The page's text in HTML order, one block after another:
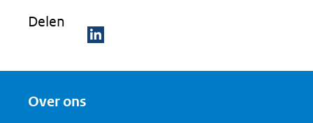
Delen
Over ons